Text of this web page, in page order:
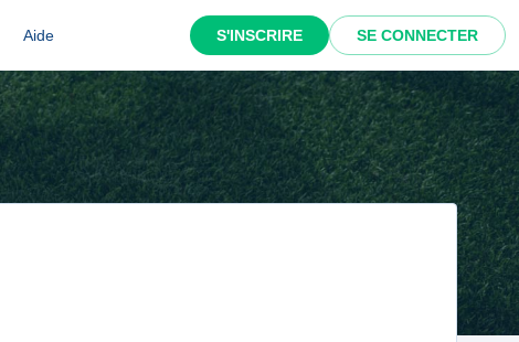
Aide S'INSCRIRE SE CONNECTER